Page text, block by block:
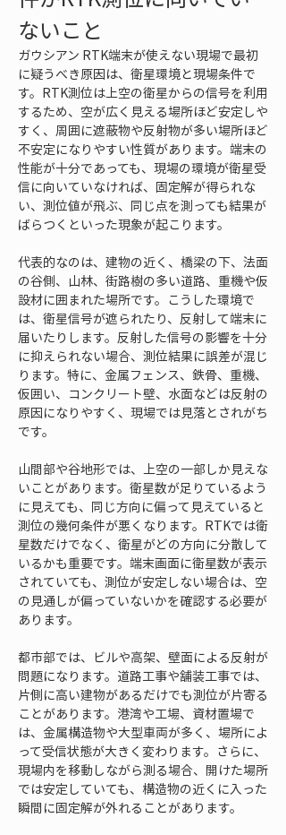
ないこと
ガウシアン RTK端末が使えない現場で最初
に疑うべき原因は、衛星環境と現場条件で
す。RTK測位は上空の衛星からの信号を利用
するため、空が広く見える場所ほど安定しや
すく、周囲に遮蔽物や反射物が多い場所ほど
不安定になりやすい性質があります。端末の
性能が十分であっても、現場の環境が衛星受
信に向いていなければ、固定解が得られな
い、測位値が飛ぶ、同じ点を測っても結果が
ばらつくといった現象が起こります。
代表的なのは、建物の近く、橋梁の下、法面
の谷側、山林、街路樹の多い道路、重機や仮
設材に囲まれた場所です。こうした環境で
は、衛星信号が遮られたり、反射して端末に
届いたりします。反射した信号の影響を十分
に抑えられない場合、測位結果に誤差が混じ
ります。特に、金属フェンス、鉄骨、重機、
仮囲い、コンクリート壁、水面などは反射の
原因になりやすく、現場では見落とされがち
です。
山間部や谷地形では、上空の一部しか見えな
いことがあります。衛星数が足りているよう
に見えても、同じ方向に偏って見えていると
測位の幾何条件が悪くなります。RTKでは衛
星数だけでなく、衛星がどの方向に分散して
いるかも重要です。端末画面に衛星数が表示
されていても、測位が安定しない場合は、空
の見通しが偏っていないかを確認する必要が
あります。
都市部では、ビルや高架、壁面による反射が
問題になります。道路工事や舗装工事では、
片側に高い建物があるだけでも測位が片寄る
ことがあります。港湾や工場、資材置場で
は、金属構造物や大型車両が多く、場所によ
って受信状態が大きく変わります。さらに、
現場内を移動しながら測る場合、開けた場所
では安定していても、構造物の近くに入った
瞬間に固定解が外れることがあります。